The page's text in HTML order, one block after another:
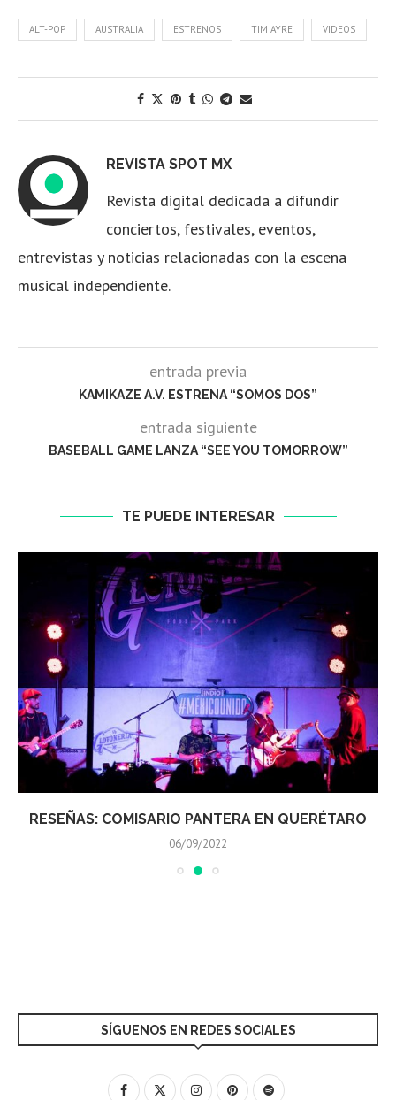
ALT-POP AUSTRALIA ESTRENOS TIM AYRE VIDEOS
REVISTA SPOT MX
Revista digital dedicada a difundir
conciertos, festivales, eventos,
entrevistas y noticias relacionadas con la escena
musical independiente.
entrada previa
KAMIKAZE A.V. ESTRENA “SOMOS DOS”
entrada siguiente
BASEBALL GAME LANZA “SEE YOU TOMORROW”
TE PUEDE INTERESAR
RESEÑAS: COMISARIO PANTERA EN QUERÉTARO
06/09/2022
SÍGUENOS EN REDES SOCIALES